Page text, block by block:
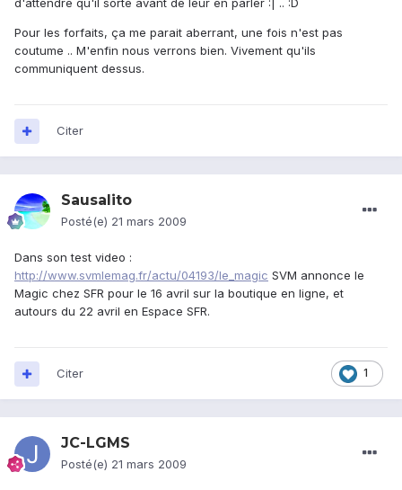
d'attendre qu'il sorte avant de leur en parler :| .. :D
Pour les forfaits, ça me parait aberrant, une fois n'est pas
coutume .. M'enfin nous verrons bien. Vivement qu'ils
communiquent dessus.
Citer
Sausalito
Posté(e) 21 mars 2009
Dans son test video :
http://www.svmlemag.fr/actu/04193/le_magic SVM annonce le
Magic chez SFR pour le 16 avril sur la boutique en ligne, et
autours du 22 avril en Espace SFR.
1
Citer
JC-LGMS
Posté(e) 21 mars 2009